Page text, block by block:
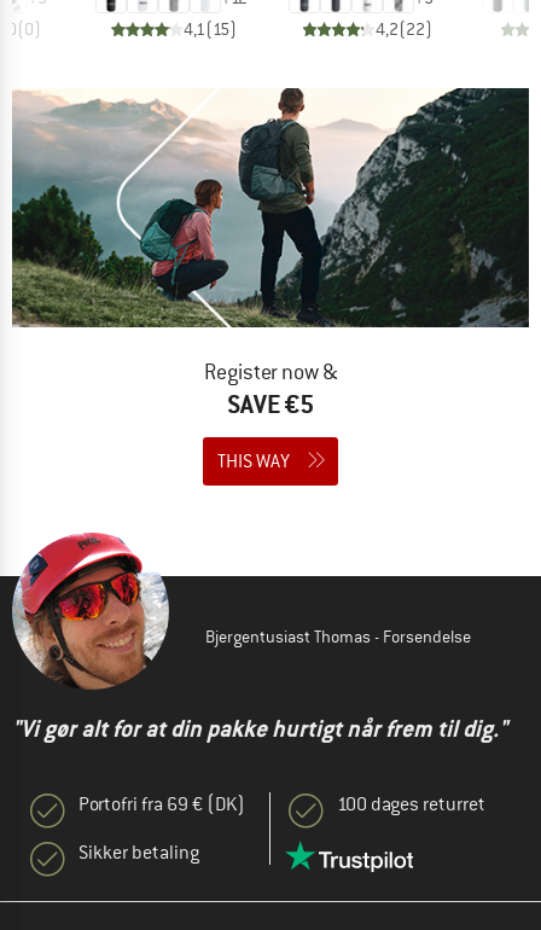
(0)
4,1( 15)
4,2(22)
Register now &
SAVE €5
THIS WAY
Bjergentusiast Thomas - Forsendelse
"Vi gør alt for at din pakke hurtigt når frem til dig."
Portofri fra 69 € (DK)
Sikker betaling
100 dages returret